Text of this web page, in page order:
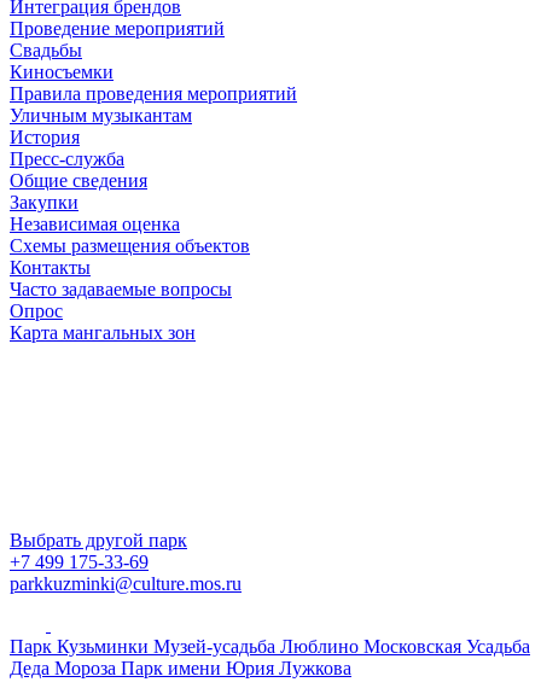
Интеграция брендов
Проведение мероприятий
Свадьбы
Киносъемки
Правила проведения мероприятий
Уличным музыкантам
История
Пресс-служба
Общие сведения
Закупки
Независимая оценка
Схемы размещения объектов
Контакты
Часто задаваемые вопросы
Опрос
Карта мангальных зон
Выбрать другой парк
+7 499 175-33-69
parkkuzminki@culture.mos.ru
Парк Кузьминки Музей-усадьба Люблино Московская Усадьба
Деда Мороза Парк имени Юрия Лужкова